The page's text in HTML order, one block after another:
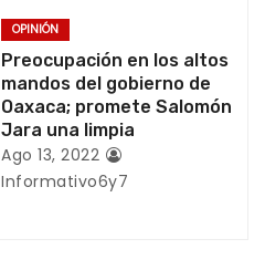
OPINIÓN
Preocupación en los altos
mandos del gobierno de
Oaxaca; promete Salomón
Jara una limpia
Ago 13, 2022
Informativo6y7